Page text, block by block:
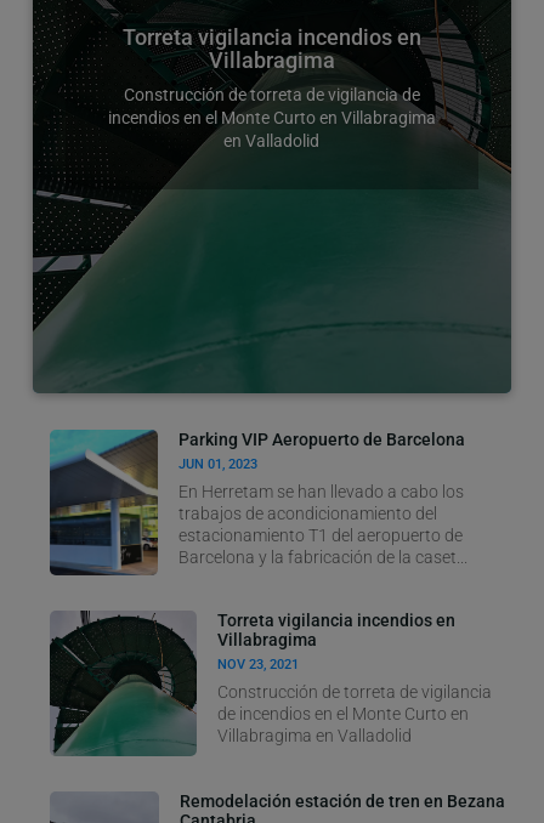
Torreta vigilancia incendios en
Villabragima
Construcción de torreta de vigilancia de
incendios en el Monte Curto en Villabragima
en Valladolid
Parking VIP Aeropuerto de Barcelona
JUN 01, 2023
En Herretam se han llevado a cabo los
trabajos de acondicionamiento del
estacionamiento T1 del aeropuerto de
Barcelona y la fabricación de la caset...
Torreta vigilancia incendios en
Villabragima
NOV 23, 2021
Construcción de torreta de vigilancia
de incendios en el Monte Curto en
Villabragima en Valladolid
Remodelación estación de tren en Bezana